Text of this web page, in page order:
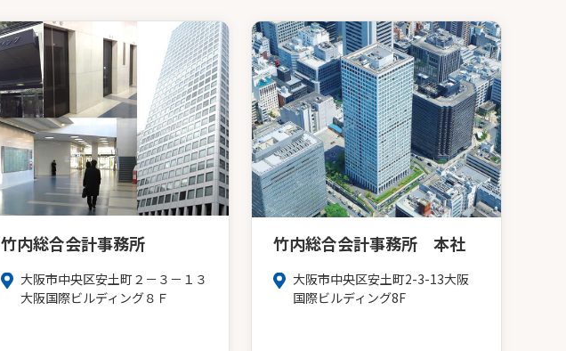
竹内総合会計事務所
大阪市中央区安土町２－３－１３
大阪国際ビルディング８Ｆ
竹内総合会計事務所 本社
大阪市中央区安土町2-3-13大阪
国際ビルディング8F